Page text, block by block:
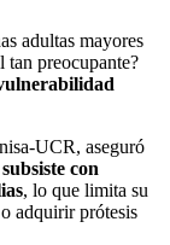
adultas mayores
tan preocupante?
UCR, aseguró
subsiste con
, lo que limita su
adquirir prótesis